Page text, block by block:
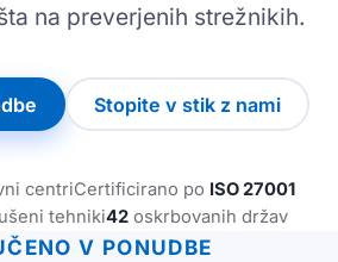
na preverjenih strežnikih.
Stopite v stik z nami
centriCertificirano po ISO 27001
tehniki42oskrbovanih držav
V PONUDBE